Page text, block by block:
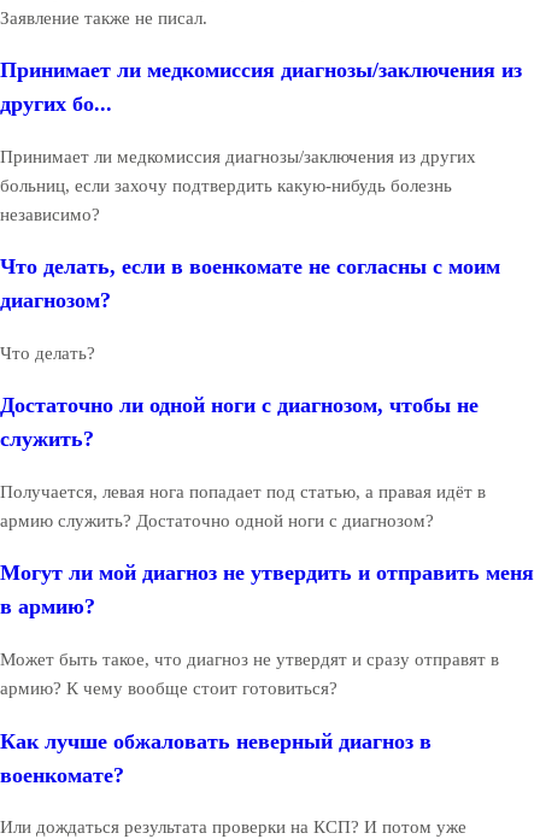
Заявление также не писал.
Принимает ли медкомиссия диагнозы/заключения из
других бо...
Принимает ли медкомиссия диагнозы/заключения из других
больниц, если захочу подтвердить какую-нибудь болезнь
независимо?
Что делать, если в военкомате не согласны с моим
диагнозом?
Что делать?
Достаточно ли одной ноги с диагнозом, чтобы не
служить?
Получается, левая нога попадает под статью, а правая идёт в
армию служить? Достаточно одной ноги с диагнозом?
Могут ли мой диагноз не утвердить и отправить меня
в армию?
Может быть такое, что диагноз не утвердят и сразу отправят в
армию? К чему вообще стоит готовиться?
Как лучше обжаловать неверный диагноз в
военкомате?
Или дождаться результата проверки на КСП? И потом уже